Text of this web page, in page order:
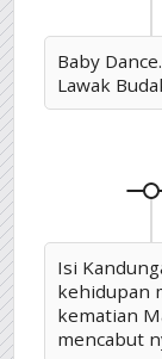
Baby
Lawak
Isi
kehidupan
kematian
mencabut